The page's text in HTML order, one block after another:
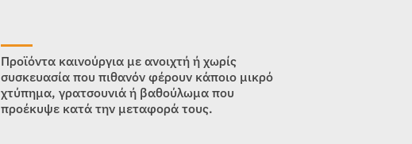
Προϊόντα καινούργια με ανοιχτή ή χωρίς
συσκευασία που πιθανόν φέρουν κάποιο μικρό
χτύπημα, γρατσουνιά ή βαθούλωμα που
προέκυψε κατά την μεταφορά τους.